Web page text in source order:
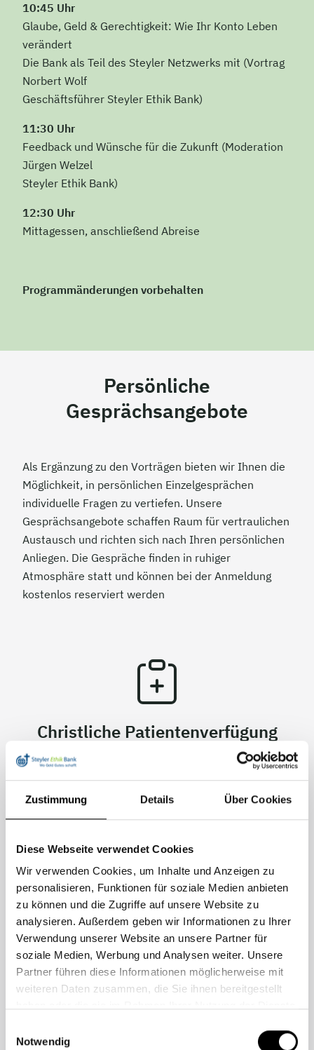
Zustimmung Details Über Cookies
Diese Webseite verwendet Cookies
Wir verwenden Cookies, um Inhalte und Anzeigen zu
personalisieren, Funktionen für soziale Medien anbieten
zu können und die Zugriffe auf unsere Website zu
analysieren. Außerdem geben wir Informationen zu Ihrer
Verwendung unserer Website an unsere Partner für
soziale Medien, Werbung und Analysen weiter. Unsere
Partner führen diese Informationen möglicherweise mit
weiteren Daten zusammen, die Sie ihnen bereitgestellt
Notwendig
10:45 Uhr
Glaube, Geld & Gerechtigkeit: Wie Ihr Konto Leben
verändert
Die Bank als Teil des Steyler Netzwerks mit (Vortrag
Norbert Wolf
Geschäftsführer Steyler Ethik Bank)
11:30 Uhr
Feedback und Wünsche für die Zukunft (Moderation
Jürgen Welzel
Steyler Ethik Bank)
12:30 Uhr
Mittagessen, anschließend Abreise
Programmänderungen vorbehalten
Persönliche
Gesprächsangebote
Als Ergänzung zu den Vorträgen bieten wir Ihnen die
Möglichkeit, in persönlichen Einzelgesprächen
individuelle Fragen zu vertiefen. Unsere
Gesprächsangebote schaffen Raum für vertraulichen
Austausch und richten sich nach Ihren persönlichen
Anliegen. Die Gespräche finden in ruhiger
Atmosphäre statt und können bei der Anmeldung
kostenlos reserviert werden
Christliche Patientenverfügung
Wer spricht für mich, wenn ich es nicht kann?
Lebensende gehört zu den schwierigsten Fragen, mit
denen sich Menschen auseinandersetzen. Eine
christliche Patientenverfügung hilft dabei, den
persönliche Wertehaltung sowie das christliche
Menschenbild einzubeziehen.
In einem persönlichen Gespräch beantwortetDr.
Gerhard WelzelIhre individuellen Fragen und zeigt
Ihnen Handlungsoptionen auf. Als langjähriger Arzt
mit umfassender Erfahrung in der medizinischen
Praxis und Expertise im Bereich der christlichen
Fachwissen mit ethischer Verantwortung.